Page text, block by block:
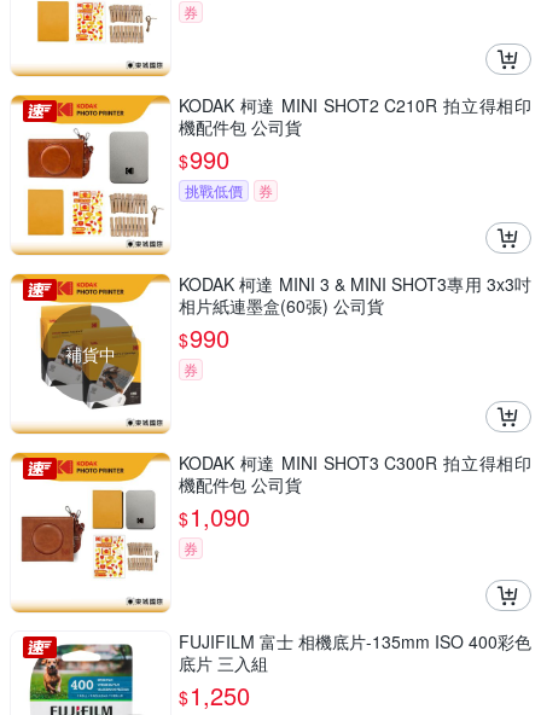
券
KODAK 柯達 MINI SHOT2 C210R 拍立得相印
機配件包 公司貨
$990
挑戰低價 券
補貨中
KODAK 柯達 MINI 3 & MINI SHOT3專用 3x3吋
相片紙連墨盒(60張) 公司貨
$990
券
KODAK 柯達 MINI SHOT3 C300R 拍立得相印
機配件包 公司貨
$1,090
券
FUJIFILM 富士 相機底片-135mm ISO 400彩色
底片 三入組
$1,250